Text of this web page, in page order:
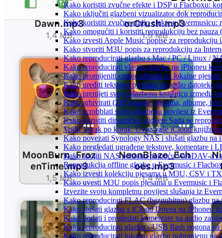
Kako koristiti zvučne efekte i DSP u Flacboxu:
Kako uključiti glazbeni vizualizator dok
Kako koristiti zvučne audio efekte u Evermusicu:
Kako omogućiti i koristiti reprodukciju bez pauza
Kako izvesti Apple Music popise za reprodukciju
Kako stvoriti M3U popis za reprodukciju za
Kako reproducirati glazbu s Mac / PC / Linux /
Kako reproducirati vlastitu glazbu na iPhoneu
Kako promijeniti omote albuma za lokalne
Kako urediti tekstove pjesama za audio datoteke
Kako prenijeti svoju glazbenu knjižnicu između
Kako arhivirati (ZIP) popise pjesama, albume,
Kako scrobblati svoju glazbenu povijest iz
Kako koristiti dinamičke widgete Sada se
Vodič korak po korak: Uvoz vaše iCloud
Kako povezati Synology NAS i slušati glazbu na
Kako pregledati ugrađene tekstove, komentare i
Kako spojiti NAS pohranu pomoću WebDAV-a i
Reprodukcija offline glazbe u Evermusic i
Kako izvesti kolekciju pjesama u M3U, CSV i
Kako uvesti M3U popis pjesama u Evermusic i
Izvezite svoju kompletnu povijest slušanja iz
Kako reproducirati FLAC (bezgubitnu) glazbu na
Kako slušati glazbu s iCloud Drivea na iPhoneu
Kako dodati i pregledati komentare na audio
Kako reproducirati glazbu s USB flash pogona
Kako reproducirati lokalnu glazbu pohranjenu na